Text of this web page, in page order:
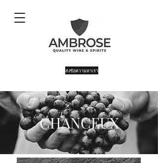
ส่งข้อความหาเรา
CHANCEUX